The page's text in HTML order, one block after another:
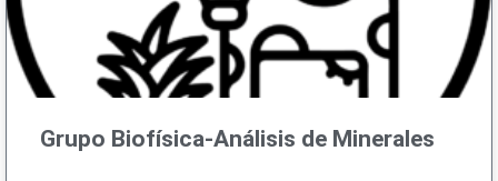
Grupo Biofísica-Análisis de Minerales